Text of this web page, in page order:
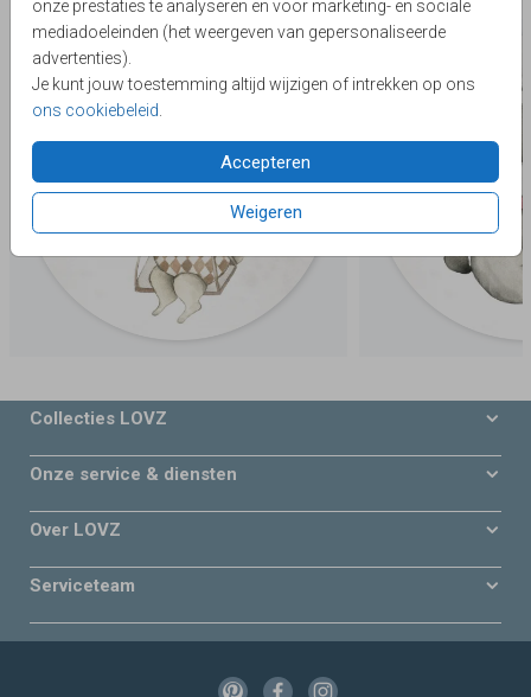
onze prestaties te analyseren en voor marketing- en sociale
mediadoeleinden (het weergeven van gepersonaliseerde
advertenties).
Je kunt jouw toestemming altijd wijzigen of intrekken op ons
ons cookiebeleid
Accepteren
Weigeren
Collecties LOVZ
Onze service & diensten
Over LOVZ
Serviceteam